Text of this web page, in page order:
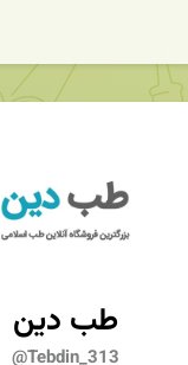
طب دین
@Tebdin_313